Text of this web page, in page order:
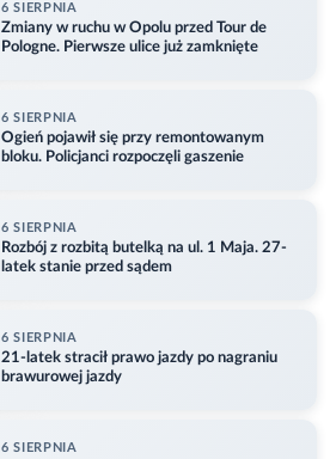
6 SIERPNIA
Zmiany w ruchu w Opolu przed Tour de
Pologne. Pierwsze ulice już zamknięte
6 SIERPNIA
Ogień pojawił się przy remontowanym
bloku. Policjanci rozpoczęli gaszenie
6 SIERPNIA
Rozbój z rozbitą butelką na ul. 1 Maja. 27-
latek stanie przed sądem
6 SIERPNIA
21-latek stracił prawo jazdy po nagraniu
brawurowej jazdy
6 SIERPNIA